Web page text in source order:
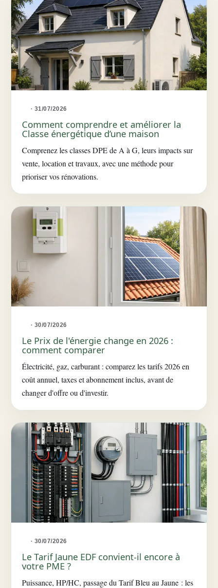
· 31/07/2026
Comment comprendre et améliorer la
Classe énergétique d’une maison
Comprenez les classes DPE de A à G, leurs impacts sur
vente, location et travaux, avec une méthode pour
prioriser vos rénovations.
· 30/07/2026
Le Prix de l'énergie change en 2026 :
comment comparer
Électricité, gaz, carburant : comparez les tarifs 2026 en
coût annuel, taxes et abonnement inclus, avant de
changer d'offre ou d'investir.
· 30/07/2026
Le Tarif Jaune EDF convient-il encore à
votre PME ?
Puissance, HP/HC, passage du Tarif Bleu au Jaune : les